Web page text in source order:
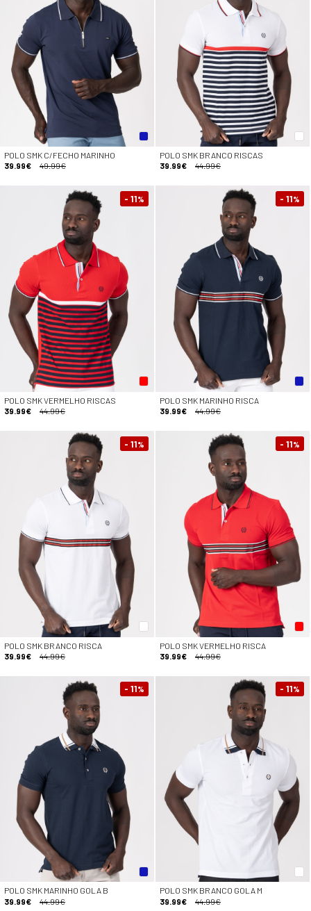
POLO SMK C/FECHO MARINHO
39.99€
49.99€
POLO SMK BRANCO RISCAS
39.99€
44.99€
- 11%
POLO SMK VERMELHO RISCAS
39.99€
44.99€
- 11%
POLO SMK MARINHO RISCA
39.99€
44.99€
- 11%
POLO SMK BRANCO RISCA
39.99€
44.99€
- 11%
POLO SMK VERMELHO RISCA
39.99€
44.99€
- 11%
POLO SMK MARINHO GOLA B
39.99€
44.99€
- 11%
POLO SMK BRANCO GOLA M
39.99€
44.99€